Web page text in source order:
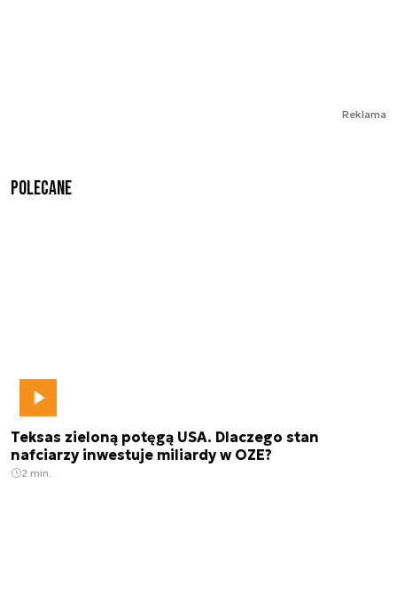
Reklama
Polecane
Teksas zieloną potęgą USA. Dlaczego stan
nafciarzy inwestuje miliardy w OZE?
2 min.